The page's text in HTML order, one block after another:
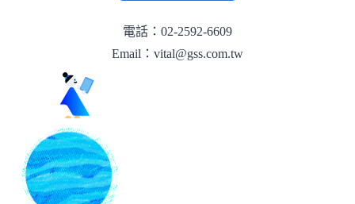
電話：02-2592-6609
Email：vital@gss.com.tw